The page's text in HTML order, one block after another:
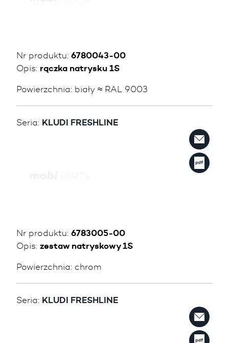
Nr produktu: 6780043-00
Opis: rączka natrysku 1S
Powierzchnia: biały ≈ RAL 9003
Seria: KLUDI FRESHLINE
Nr produktu: 6783005-00
Opis: zestaw natryskowy 1S
Powierzchnia: chrom
Seria: KLUDI FRESHLINE